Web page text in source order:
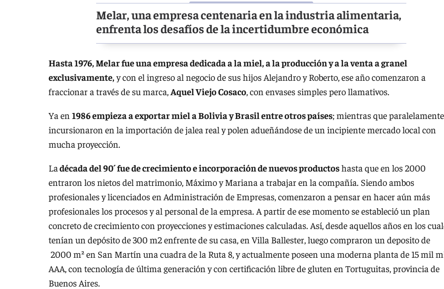
Melar, una empresa centenaria en la industria alimentaria,
enfrenta los desafíos de la incertidumbre económica
Hasta 1976, Melar fue una empresa dedicada a la miel, a la producción y a la venta a granel
exclusivamente,y con el ingreso al negocio de sus hijos Alejandro y Roberto, ese año comenzaron a
fraccionar a través de su marca,Aquel Viejo Cosaco, con envases simples pero llamativos.
Ya en 1986 empieza a exportar miel a Bolivia y Brasil entre otros países; mientras que paralelamente
incursionaron en la importación de jalea real y polen adueñándose de un incipiente mercado local con
mucha proyección.
Ladécada del 90´ fue de crecimiento e incorporación de nuevos productoshasta que en los 2000
entraron los nietos del matrimonio, Máximo y Mariana a trabajar en la compañía. Siendo ambos
profesionales y licenciados en Administración de Empresas, comenzaron a pensar en hacer aún más
profesionales los procesos y al personal de la empresa. A partir de ese momento se estableció un plan
concreto de crecimiento con proyecciones y estimaciones calculadas. Así, desde aquellos años en los
tenían un depósito de 300 m2 enfrente de su casa, en Villa Ballester, luego compraron un deposito de
2000 m² en San Martín una cuadra de la Ruta 8, y actualmente poseen una moderna planta de 15 mil
AAA, con tecnología de última generación y con certificación libre de gluten en Tortuguitas, provincia de
Buenos Aires.